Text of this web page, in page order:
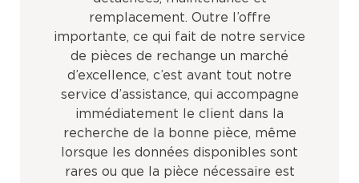
remplacement. Outre l’offre
importante, ce qui fait de notre service
de pièces de rechange un marché
d’excellence, c’est avant tout notre
service d’assistance, qui accompagne
immédiatement le client dans la
recherche de la bonne pièce, même
lorsque les données disponibles sont
rares ou que la pièce nécessaire est